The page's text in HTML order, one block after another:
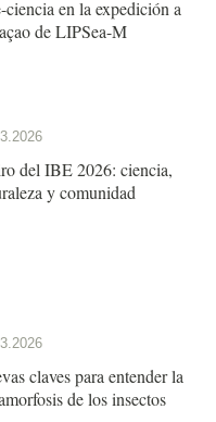
ciencia en la expedición a
de LIPSea-M
del IBE 2026: ciencia,
y comunidad
claves para entender la
de los insectos